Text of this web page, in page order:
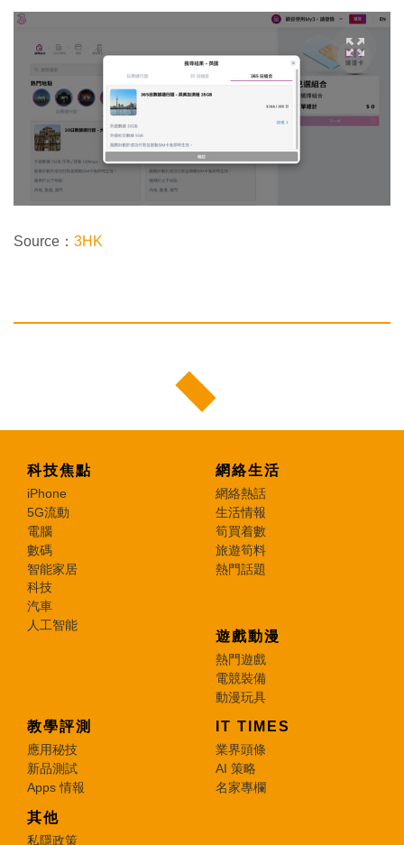
Source： 3HK
科技焦點
iPhone
5G流動
電腦
數碼
智能家居
科技
汽車
人工智能
網絡生活
網絡熱話
生活情報
筍買着數
旅遊筍料
熱門話題
遊戲動漫
熱門遊戲
電競裝備
動漫玩具
教學評測
應用秘技
新品測試
Apps 情報
IT TIMES
業界頭條
AI 策略
名家專欄
其他
私隱政策